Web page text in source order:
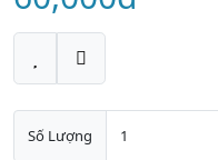
Số Lượng